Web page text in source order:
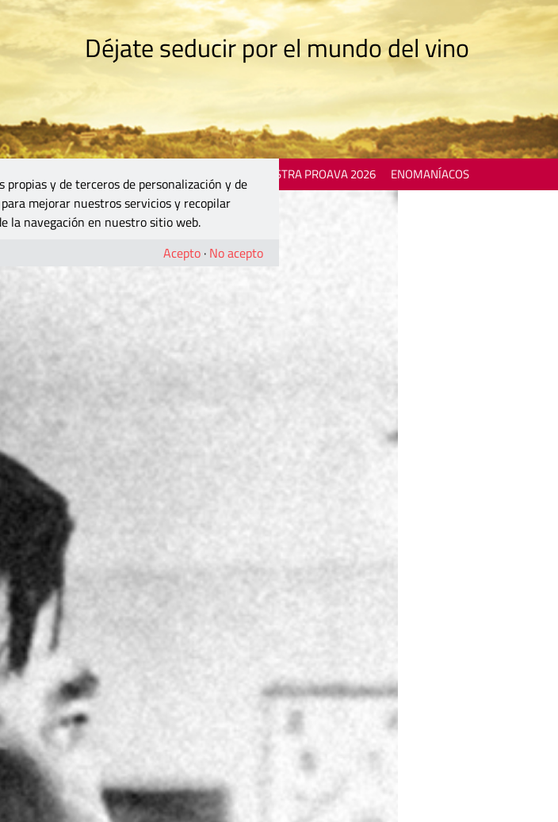
Déjate seducir por el mundo del vino
MOSTRA PROAVA 2026 ENOMANÍACOS
y de terceros de personalización y de
mejorar nuestros servicios y recopilar
la navegación en nuestro sitio web.
Acepto · No acepto